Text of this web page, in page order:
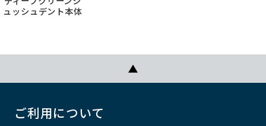
ュッシュデント本体
ご利用について